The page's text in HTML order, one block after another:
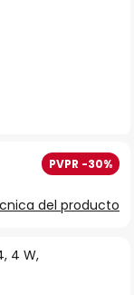
4 W,
PVPR -30%
del producto